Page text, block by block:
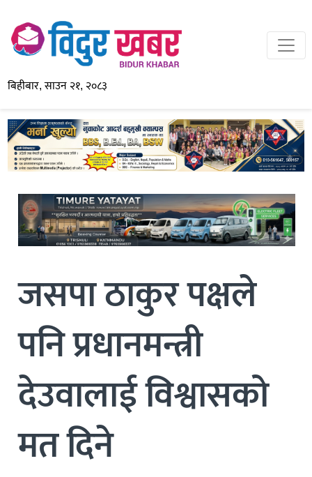
बिहीबार, साउन २१, २०८३
जसपा ठाकुर पक्षले
पनि प्रधानमन्त्री
देउवालाई विश्वासको
मत दिने